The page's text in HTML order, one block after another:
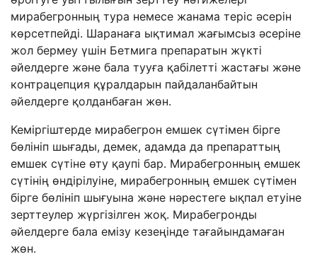
мирабегронның тура немесе жанама теріс әсерін
көрсетпейді. Шаранаға ықтимал жағымсыз әсеріне
жол бермеу үшін Бетмига препаратын жүкті
әйелдерге және бала тууға қабілетті жастағы және
контрацепция құралдарын пайдаланбайтын
әйелдерге қолданбаған жөн.
Кеміргіштерде мирабегрон емшек сүтімен бірге
бөлініп шығады, демек, адамда да препараттың
емшек сүтіне өту қаупі бар. Мирабегронның емшек
сүтінің өндірілуіне, мирабегронның емшек сүтімен
бірге бөлініп шығуына және нәрестеге ықпал етуіне
зерттеулер жүргізілген жоқ. Мирабегронды
әйелдерге бала емізу кезеңінде тағайындамаған
жөн.